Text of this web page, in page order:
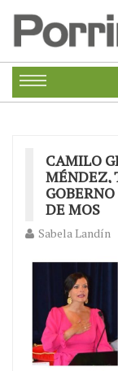
CAMILO
MÉNDEZ,
DE MOS
Sabela Landín